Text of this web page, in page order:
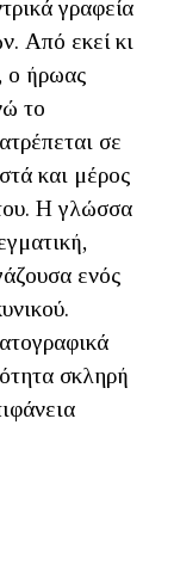
γραφεία
Από εκεί κι
ο ήρωας
το
σε
και μέρος
Η γλώσσα
ενός
σκληρή